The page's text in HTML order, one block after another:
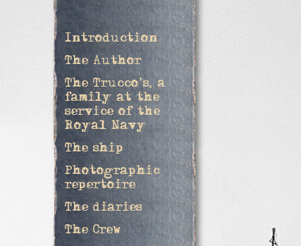
Introduction
The Author
The Trucco's, a
family at the
service of the
Royal Navy
The ship
Photographic
repertoire
The diaries
The Crew